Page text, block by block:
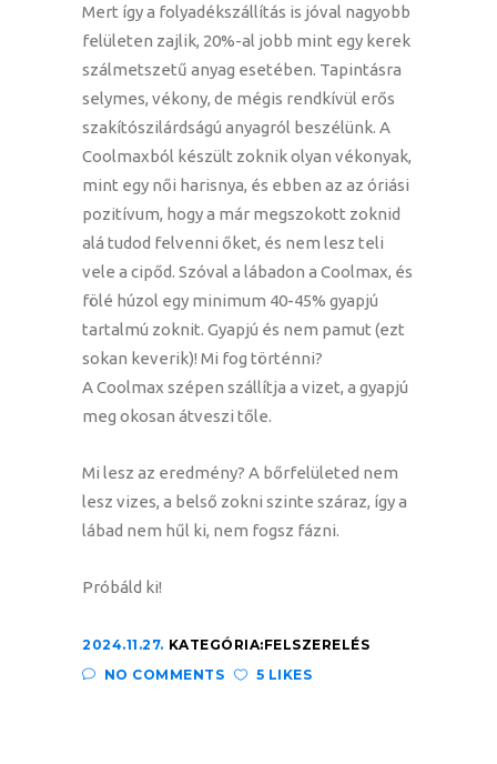
Mert így a folyadékszállítás is jóval nagyobb
felületen zajlik, 20%-al jobb mint egy kerek
szálmetszetű anyag esetében. Tapintásra
selymes, vékony, de mégis rendkívül erős
szakítószilárdságú anyagról beszélünk. A
Coolmaxból készült zoknik olyan vékonyak,
mint egy női harisnya, és ebben az az óriási
pozitívum, hogy a már megszokott zoknid
alá tudod felvenni őket, és nem lesz teli
vele a cipőd. Szóval a lábadon a Coolmax, és
fölé húzol egy minimum 40-45% gyapjú
tartalmú zoknit. Gyapjú és nem pamut (ezt
sokan keverik)! Mi fog történni?
A Coolmax szépen szállítja a vizet, a gyapjú
meg okosan átveszi tőle.
Mi lesz az eredmény? A bőrfelületed nem
lesz vizes, a belső zokni szinte száraz, így a
lábad nem hűl ki, nem fogsz fázni.
Próbáld ki!
2024.11.27. KATEGÓRIA:FELSZERELÉS
NO COMMENTS
5 LIKES